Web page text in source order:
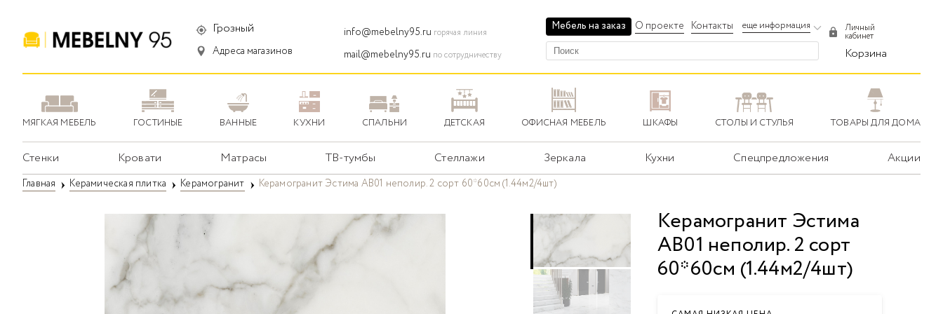
Грозный
Адреса магазинов
info@mebelny95.ru горячая линия
mail@mebelny95.ru по сотрудничеству
Мебель на заказ О проекте Контакты еще информация Личный
кабинет
Корзина
МЯГКАЯ МЕБЕЛЬ ГОСТИНЫЕ ВАННЫЕ КУХНИ СПАЛЬНИ ДЕТСКАЯ ОФИСНАЯ МЕБЕЛЬ ШКАФЫ СТОЛЫ И СТУЛЬЯ ТОВАРЫ ДЛЯ ДОМА
Стенки Кровати Матрасы ТВ-тумбы Стеллажи Зеркала Кухни Спецпредложения Акции
Главная Керамическая плитка Керамогранит Керамогранит Эстима AB01 неполир. 2 сорт 60*60см (1.44м2/4шт)
Керамогранит Эстима
AB01 неполир. 2 сорт
60*60см (1.44м2/4шт)